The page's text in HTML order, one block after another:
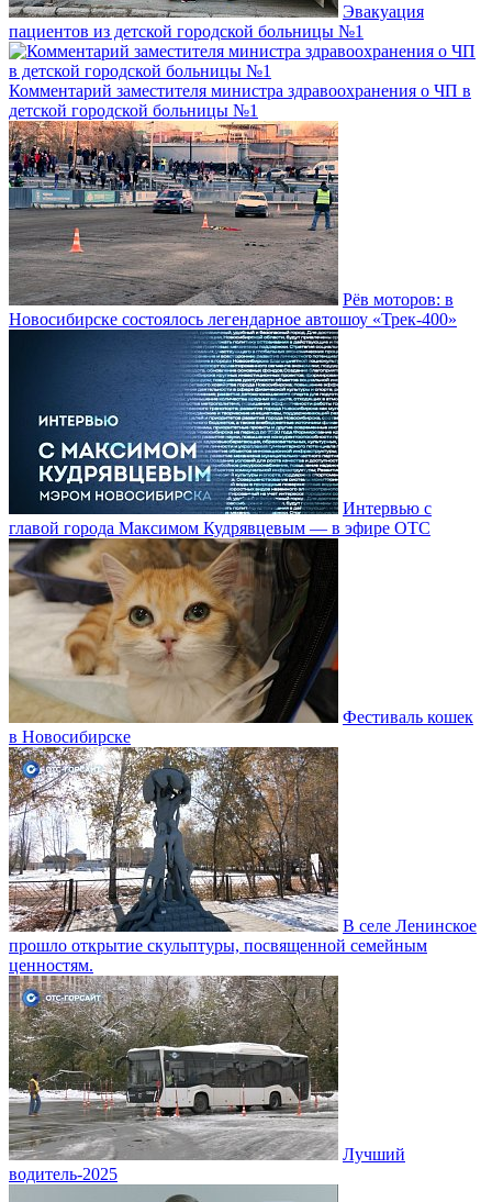
Эвакуация
пациентов из детской городской больницы №1
Комментарий заместителя министра здравоохранения о ЧП в
детской городской больницы №1
Рёв моторов: в
Новосибирске состоялось легендарное автошоу «Трек-400»
Интервью с
главой города Максимом Кудрявцевым — в эфире ОТС
Фестиваль кошек
в Новосибирске
В селе Ленинское
прошло открытие скульптуры, посвященной семейным
ценностям.
Лучший
водитель-2025